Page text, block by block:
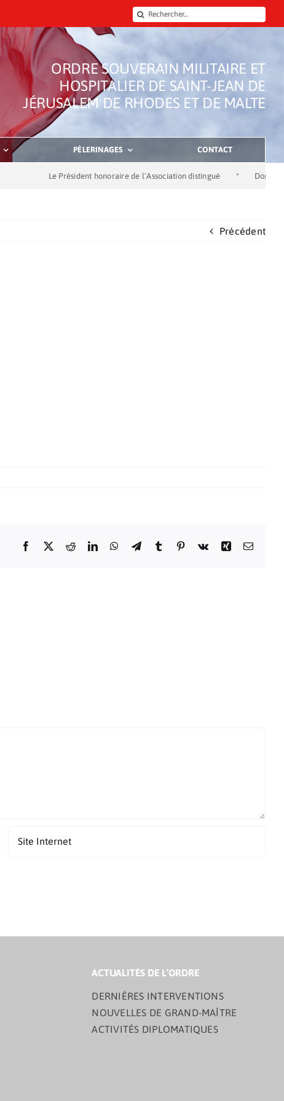
Rechercher:
ORDRE SOUVERAIN MILITAIRE ET
HOSPITALIER DE SAINT-JEAN DE
JÉRUSALEM DE RHODES ET DE MALTE
PÈLERINAGES CONTACT
Le Président honoraire de l’Association distingué * Dons de la
Précédent
Facebook
X RedditLinkedInWhatsApp
TelegramTumblr Pinterest
Vk Xing Email
ACTUALITÉS DE L’ORDRE
DERNIÈRES INTERVENTIONS
NOUVELLES DE GRAND-MAÎTRE
ACTIVITÉS DIPLOMATIQUES